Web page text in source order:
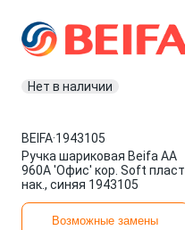
Нет в наличии
BEIFA·1943105
Ручка шариковая Beifa АА
960А 'Офис' кор. Soft пласт.
нак., синяя 1943105
Возможные замены